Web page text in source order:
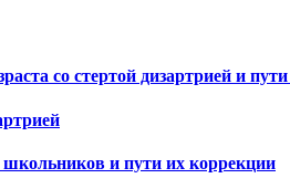
со стертой дизартрией и
и пути их коррекции